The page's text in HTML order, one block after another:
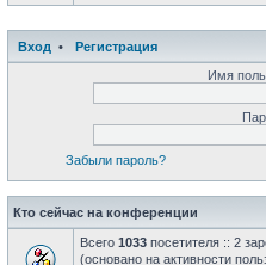
Вход •
Регистрация
Имя
Забыли пароль?
Кто сейчас на конференции
Всего 1033 посетителя :: 2
(основано на активности